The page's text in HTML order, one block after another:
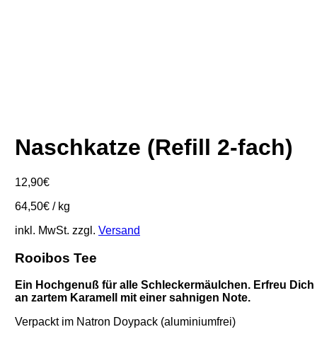
Naschkatze (Refill 2-fach)
12,90€
64,50€ / kg
inkl. MwSt. zzgl. Versand
Rooibos Tee
Ein Hochgenuß für alle Schleckermäulchen. Erfreu Dich
an zartem Karamell mit einer sahnigen Note.
Verpackt im Natron Doypack (aluminiumfrei)